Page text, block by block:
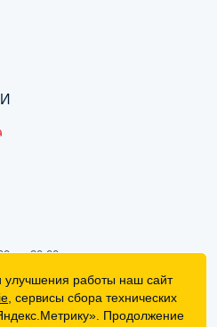
до 20:00
1
улучшения работы наш сайт
, сервисы сбора технических
Продолжение